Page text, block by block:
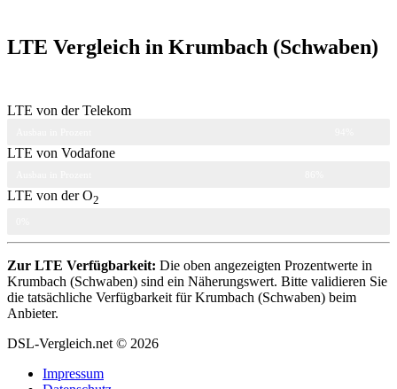
LTE Vergleich in Krumbach (Schwaben)
LTE von der Telekom
LTE von Vodafone
LTE von der O2
Zur LTE Verfügbarkeit: Die oben angezeigten Prozentwerte in
Krumbach (Schwaben) sind ein Näherungswert. Bitte validieren Sie
die tatsächliche Verfügbarkeit für Krumbach (Schwaben) beim
Anbieter.
DSL-Vergleich.net © 2026
Impressum